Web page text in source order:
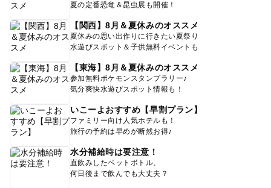
夏の定番恐竜＆昆虫展も開催！
【関西】8月＆夏休みのオススメ
夏休みの思い出作りに行きたい夏祭り
水遊びスポット＆子供無料イベントも
【東海】8月＆夏休みのオススメ
参加無料ポケモンスタンプラリー♪
気分爽快水遊びスポット情報も！
いこーよおすすめ【早割プラン】
ファミリー向け人気ホテルも！
旅行の予約は早めが断然お得♪
水分補給時は要注意！
直飲みしたペットボトル、
何日後まで飲んでも大丈夫？